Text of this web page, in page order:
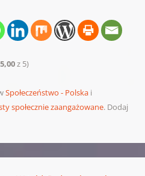
5,00z 5)
Społeczeństwo - Polskai
społecznie zaangażowane. Dodaj